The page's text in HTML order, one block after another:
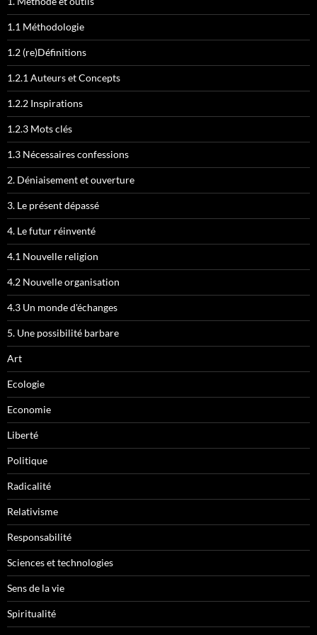
1.1 Méthodologie
1.2 (re)Définitions
1.2.1 Auteurs et Concepts
1.2.2 Inspirations
1.2.3 Mots clés
1.3 Nécessaires confessions
2. Déniaisement et ouverture
3. Le présent dépassé
4. Le futur réinventé
4.1 Nouvelle religion
4.2 Nouvelle organisation
4.3 Un monde d'échanges
5. Une possibilité barbare
Art
Ecologie
Economie
Liberté
Politique
Radicalité
Relativisme
Responsabilité
Sciences et technologies
Sens de la vie
Spiritualité